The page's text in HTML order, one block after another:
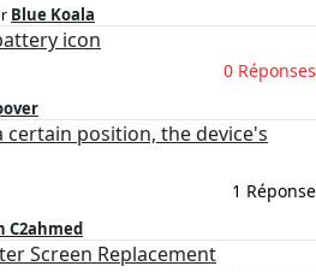
Blue Koala
icon
0 Réponses
position, the device's
1 Réponse
C2ahmed
Screen Replacement